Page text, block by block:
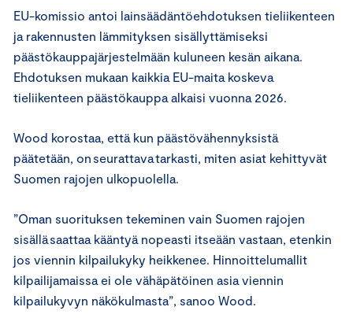
EU-komissio antoi lainsäädäntöehdotuksen tieliikenteen
ja rakennusten lämmityksen sisällyttämiseksi
päästökauppajärjestelmään kuluneen kesän aikana.
Ehdotuksen mukaan kaikkia EU-maita koskeva
tieliikenteen päästökauppa alkaisi vuonna 2026.
Wood korostaa, että kun päästövähennyksistä
päätetään, on seurattava tarkasti, miten asiat kehittyvät
Suomen rajojen ulkopuolella.
”Oman suorituksen tekeminen vain Suomen rajojen
sisällä saattaa kääntyä nopeasti itseään vastaan, etenkin
jos viennin kilpailukyky heikkenee. Hinnoittelumallit
kilpailijamaissa ei ole vähäpätöinen asia viennin
kilpailukyvyn näkökulmasta”, sanoo Wood.